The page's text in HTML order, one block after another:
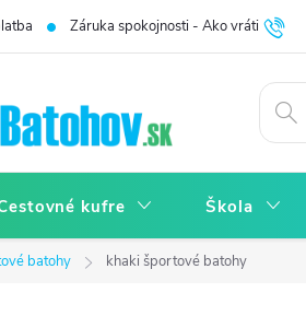
Záruka spokojnosti - Ako vrátiť
kufre Škola
batohy khaki športové batohy